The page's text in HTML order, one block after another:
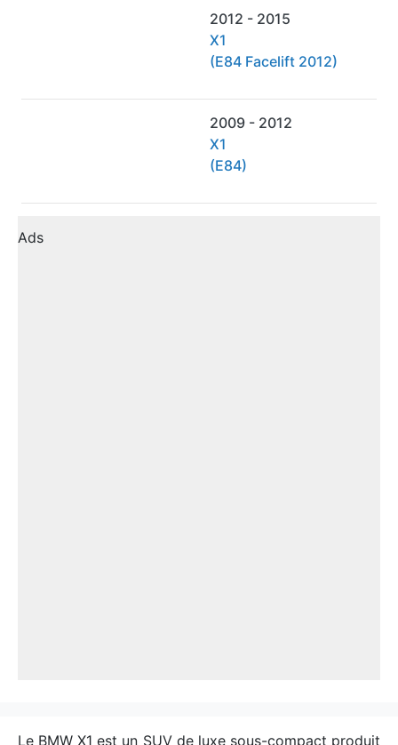
2012 - 2015
X1
(E84 Facelift 2012)
2009 - 2012
X1
(E84)
Ads
Le BMW X1 est un SUV de luxe sous-compact produit